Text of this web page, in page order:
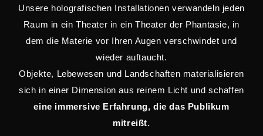
Unsere holografischen Installationen verwandeln jeden
Raum in ein Theater in ein Theater der Phantasie, in
dem die Materie vor Ihren Augen verschwindet und
wieder auftaucht.
Objekte, Lebewesen und Landschaften materialisieren
sich in einer Dimension aus reinem Licht und schaffen
eine immersive Erfahrung, die das Publikum
mitreißt.